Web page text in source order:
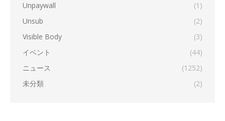
Unpaywall
(1)
Unsub
(2)
Visible Body
(3)
イベント
(44)
ニュース
(1252)
未分類
(2)